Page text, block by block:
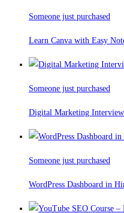
Someone just purchased
Learn Canva with Easy
Someone just purchased
Digital Marketing
Someone just purchased
WordPress Dashboard in